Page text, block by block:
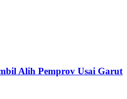
Alih Pemprov Usai Garut